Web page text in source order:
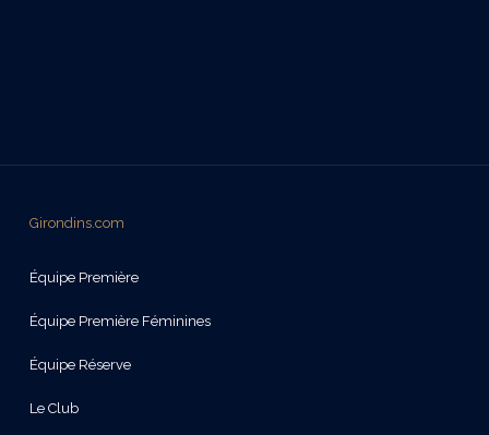
Girondins.com
Équipe Première
Équipe Première Féminines
Équipe Réserve
Le Club